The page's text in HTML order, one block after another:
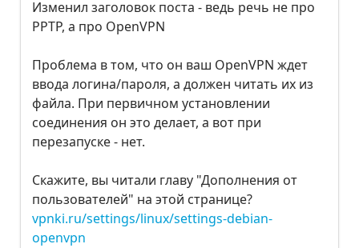
Изменил заголовок поста - ведь речь не про
PPTP, а про OpenVPN
Проблема в том, что он ваш OpenVPN ждет
ввода логина/пароля, а должен читать их из
файла. При первичном установлении
соединения он это делает, а вот при
перезапуске - нет.
Скажите, вы читали главу "Дополнения от
пользователей" на этой странице?
vpnki.ru/settings/linux/settings-debian-
openvpn